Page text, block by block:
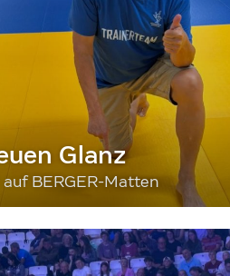
Glanz
BERGER-Matten